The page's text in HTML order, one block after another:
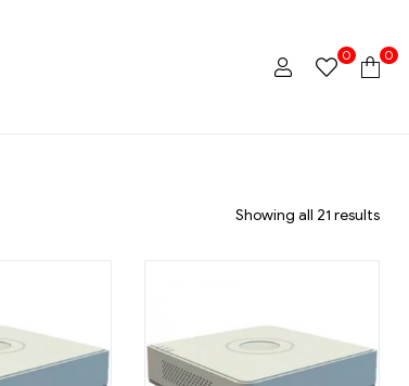
0 0
Showing all 21 results